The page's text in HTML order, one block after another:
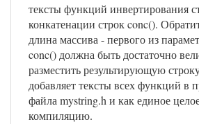
тексты функций инвертирования
конкатенации строк conc().
длина массива - первого из
conc() должна быть достаточно
разместить результирующую
добавляет тексты всех функций в
файла mystring.h и как единое
компиляцию.